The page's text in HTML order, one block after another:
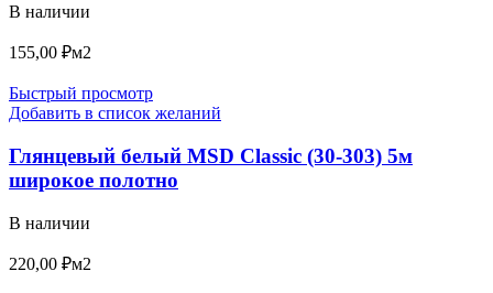
В наличии
155,00 ₽м2
Быстрый просмотр
Добавить в список желаний
Глянцевый белый MSD Classic (30-303) 5м
широкое полотно
В наличии
220,00 ₽м2